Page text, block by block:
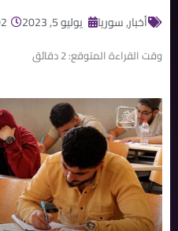
أخبار,سوريا يوليو 5, 2023
وقت القراءة المتوقع:2دقائق